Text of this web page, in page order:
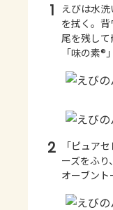
1
えびは水
を拭く。背
尾を残して
「味の素®
2
「ピュア
ーズをふり、
オーブント